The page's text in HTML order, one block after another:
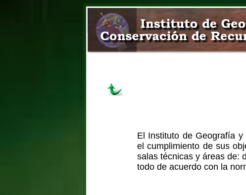
El Instituto de Geografía
el cumplimiento de sus
salas técnicas y áreas de:
todo de acuerdo con la